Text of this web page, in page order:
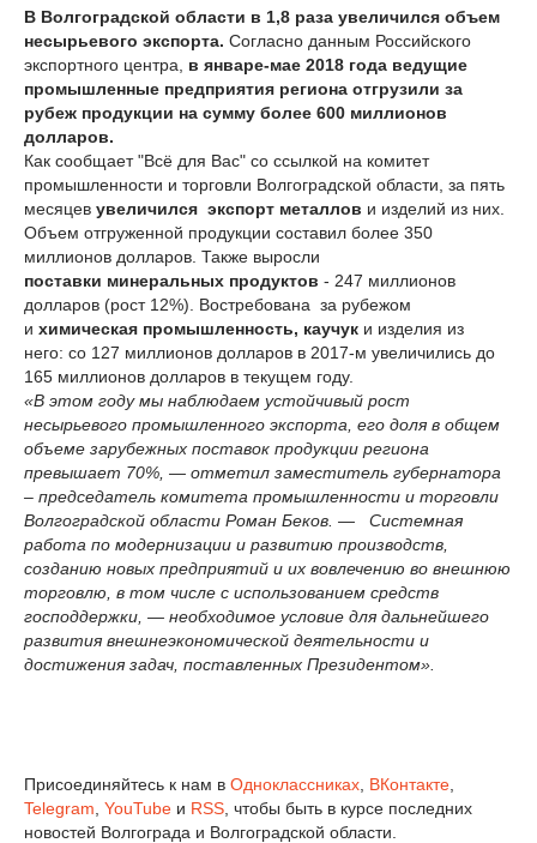
В Волгоградской области в 1,8 раза увеличился объем
несырьевого экспорта. Согласно данным Российского
экспортного центра, в январе-мае 2018 года ведущие
промышленные предприятия региона отгрузили за
рубеж продукции на сумму более 600 миллионов
долларов.
Как сообщает "Всё для Вас" со ссылкой на комитет
промышленности и торговли Волгоградской области, за пять
месяцев увеличился экспорт металлов и изделий из них.
Объем отгруженной продукции составил более 350
миллионов долларов. Также выросли
поставки минеральных продуктов - 247 миллионов
долларов (рост 12%). Востребована за рубежом
и химическая промышленность, каучук и изделия из
него: со 127 миллионов долларов в 2017-м увеличились до
165 миллионов долларов в текущем году.
«В этом году мы наблюдаем устойчивый рост
несырьевого промышленного экспорта, его доля в общем
объеме зарубежных поставок продукции региона
превышает 70%, — отметил заместитель губернатора
– председатель комитета промышленности и торговли
Волгоградской области Роман Беков. — Системная
работа по модернизации и развитию производств,
созданию новых предприятий и их вовлечению во внешнюю
торговлю, в том числе с использованием средств
господдержки, — необходимое условие для дальнейшего
развития внешнеэкономической деятельности и
достижения задач, поставленных Президентом».
Присоединяйтесь к нам в Одноклассниках ВКонтакте
Telegram YouTube и RSS , чтобы быть в курсе последних
новостей Волгограда и Волгоградской области.